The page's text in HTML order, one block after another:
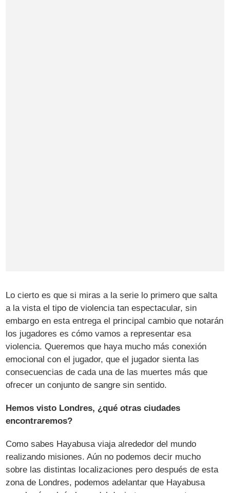
Lo cierto es que si miras a la serie lo primero que salta
a la vista el tipo de violencia tan espectacular, sin
embargo en esta entrega el principal cambio que notarán
los jugadores es cómo vamos a representar esa
violencia. Queremos que haya mucho más conexión
emocional con el jugador, que el jugador sienta las
consecuencias de cada una de las muertes más que
ofrecer un conjunto de sangre sin sentido.
Hemos visto Londres, ¿qué otras ciudades
encontraremos?
Como sabes Hayabusa viaja alrededor del mundo
realizando misiones. Aún no podemos decir mucho
sobre las distintas localizaciones pero después de esta
zona de Londres, podemos adelantar que Hayabusa